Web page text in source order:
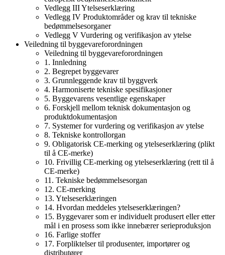
Vedlegg III Ytelseserklæring
Vedlegg IV Produktområder og krav til tekniske
bedømmelsesorganer
Vedlegg V Vurdering og verifikasjon av ytelse
Veiledning til byggevareforordningen
Veiledning til byggevareforordningen
1. Innledning
2. Begrepet byggevarer
3. Grunnleggende krav til byggverk
4. Harmoniserte tekniske spesifikasjoner
5. Byggevarens vesentlige egenskaper
6. Forskjell mellom teknisk dokumentasjon og
produktdokumentasjon
7. Systemer for vurdering og verifikasjon av ytelse
8. Tekniske kontrollorgan
9. Obligatorisk CE-merking og ytelseserklæring (plikt
til å CE-merke)
10. Frivillig CE-merking og ytelseserklæring (rett til å
CE-merke)
11. Tekniske bedømmelsesorgan
12. CE-merking
13. Ytelseserklæringen
14. Hvordan meddeles ytelseserklæringen?
15. Byggevarer som er individuelt produsert eller etter
mål i en prosess som ikke innebærer serieproduksjon
16. Farlige stoffer
17. Forpliktelser til produsenter, importører og
distributører